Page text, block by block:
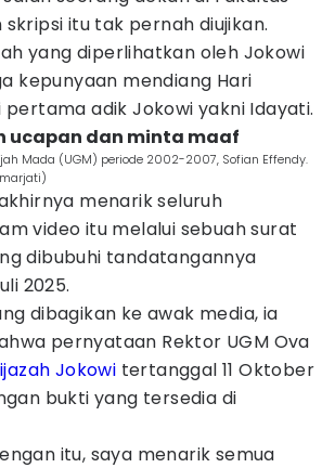
itu tak pernah diujikan.
yang diperlihatkan oleh Jokowi
kepunyaan mendiang Hari
pertama adik Jokowi yakni Idayati.
ucapan dan minta maaf
Mada (UGM) periode 2002-2007, Sofian Effendy.
menarik seluruh
video itu melalui sebuah surat
dibubuhi tandatangannya
2025.
dibagikan ke awak media, ia
pernyataan Rektor UGM Ova
ijazah Jokowi tertanggal 11 Oktober
bukti yang tersedia di
itu, saya menarik semua